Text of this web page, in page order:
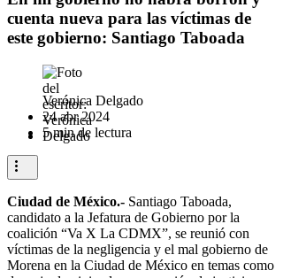
cuenta nueva para las víctimas de
este gobierno: Santiago Taboada
Verónica Delgado
24 abr 2024
5 min de lectura
Ciudad de México.- Santiago Taboada,
candidato a la Jefatura de Gobierno por la
coalición “Va X La CDMX”, se reunió con
víctimas de la negligencia y el mal gobierno de
Morena en la Ciudad de México en temas como